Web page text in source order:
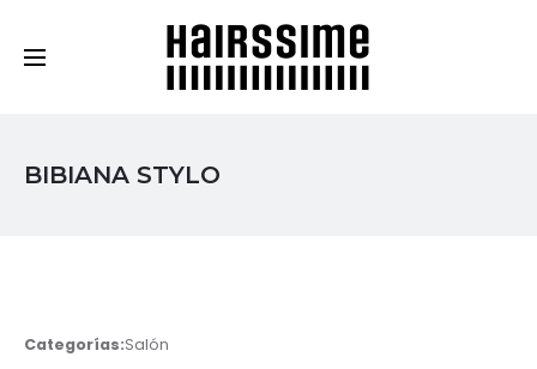
BIBIANA STYLO
Categorías:Salón